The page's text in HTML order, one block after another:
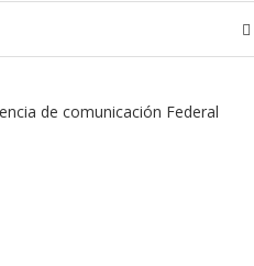
de comunicación Federal